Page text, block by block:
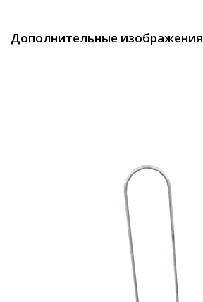
Дополнительные изображения